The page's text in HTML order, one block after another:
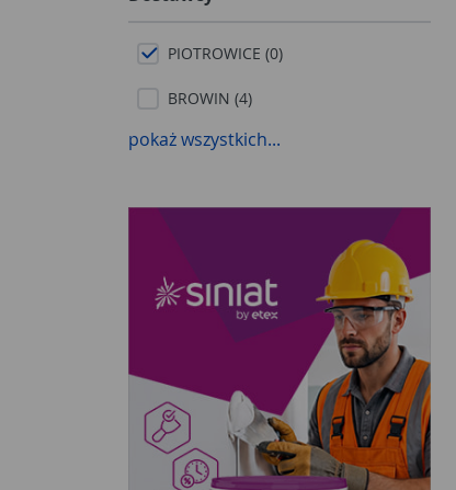
PIOTROWICE (0)
BROWIN (4)
pokaż wszystkich...